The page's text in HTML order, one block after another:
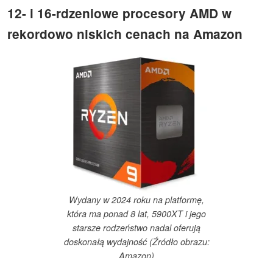
12- i 16-rdzeniowe procesory AMD w
rekordowo niskich cenach na Amazon
Wydany w 2024 roku na platformę,
która ma ponad 8 lat, 5900XT i jego
starsze rodzeństwo nadal oferują
doskonałą wydajność (Źródło obrazu: